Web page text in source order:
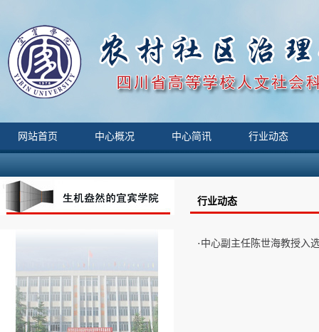
网站首页 中心概况 中心简讯 行业动态
行业动态
·中心副主任陈世海教授入